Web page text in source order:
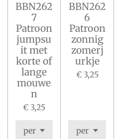
BBN262
7
Patroon
jumpsu
it met
korte of
lange
mouwe
n
€ 3,25
BBN262
6
Patroon
zonnig
zomerj
urkje
€ 3,25